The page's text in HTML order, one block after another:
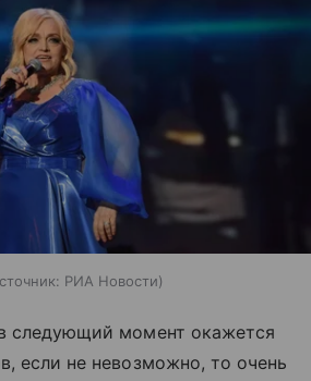
РИА Новости
следующий момент окажется
если не невозможно, то очень